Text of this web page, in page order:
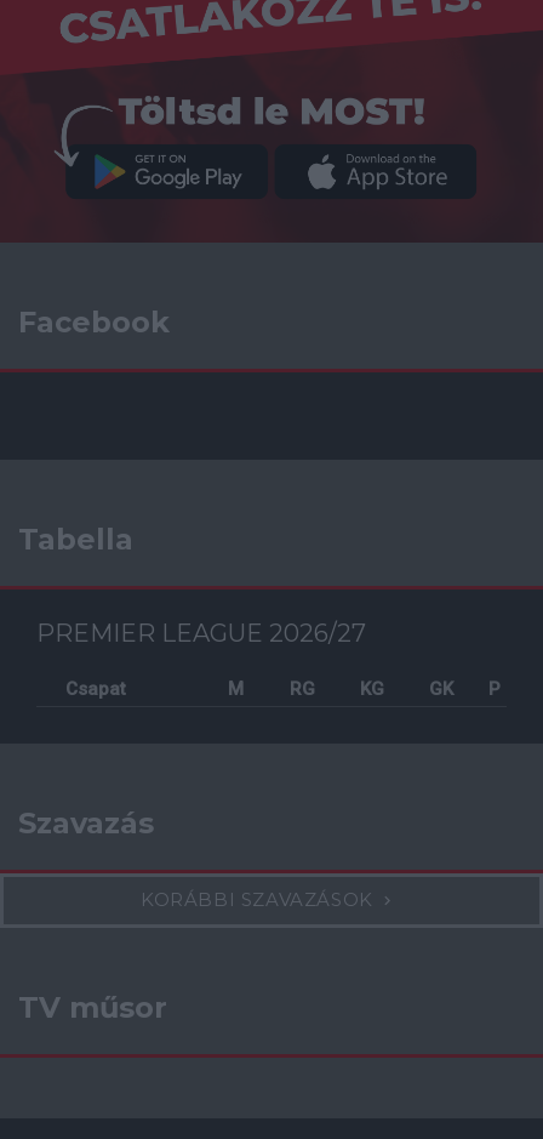
Facebook
Tabella
PREMIER LEAGUE 2026/27
Csapat M RG KG GK P
Szavazás
KORÁBBI SZAVAZÁSOK
TV műsor